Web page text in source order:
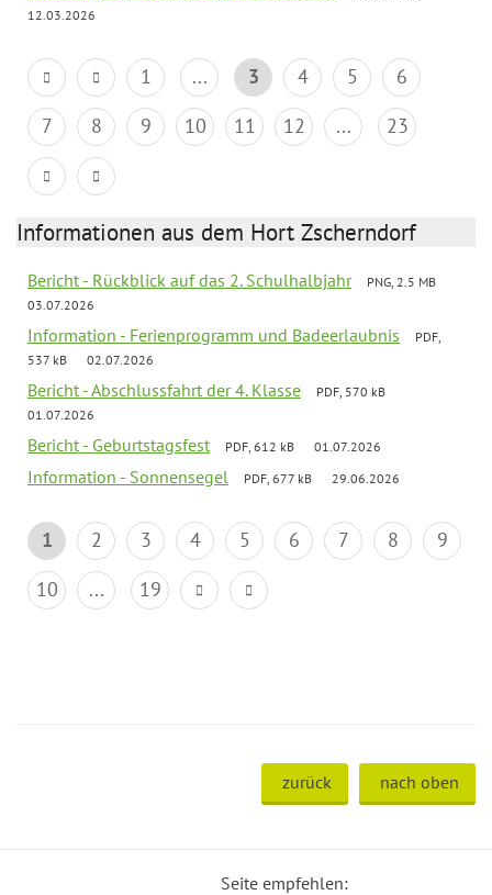
12.03.2026
1 ... 3 4 5
6
7
8 9 10 11 12 ... 23
Informationen aus dem Hort Zscherndorf
Bericht - Rückblick auf das 2. Schulhalbjahr
PNG, 2.5 MB
03.07.2026
Information - Ferienprogramm und Badeerlaubnis
PDF,
537 kB
02.07.2026
Bericht - Abschlussfahrt der 4. Klasse
PDF, 570 kB
01.07.2026
Bericht - Geburtstagsfest PDF, 612 kB 01.07.2026
Information - Sonnensegel PDF, 677 kB 29.06.2026
1 2 3 4 5 6 7 8
9
10
... 19
zurück nach oben
Seite empfehlen: